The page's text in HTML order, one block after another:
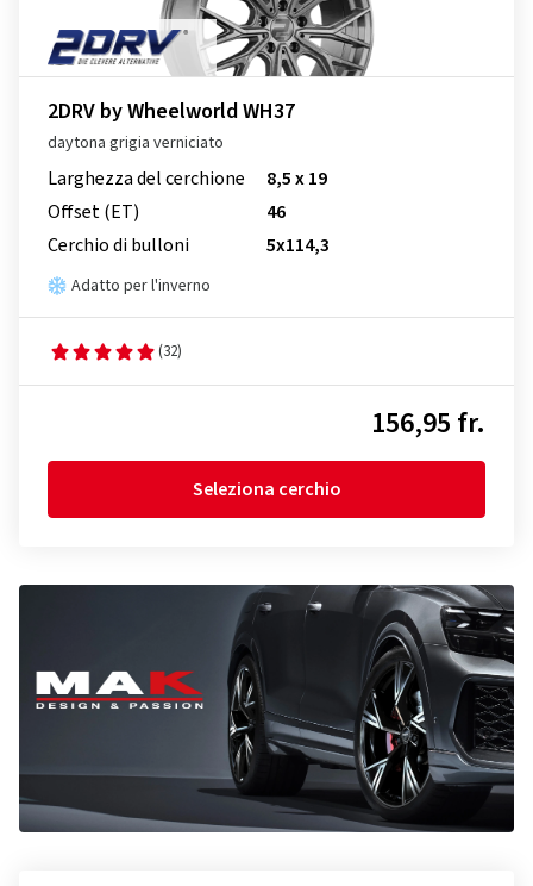
2DRV by Wheelworld WH37
daytona grigia verniciato
Larghezza del cerchione
8,5 x 19
Offset (ET)
46
Cerchio di bulloni
5x114,3
Adatto per l'inverno
(32)
156,95 fr.
Seleziona cerchio